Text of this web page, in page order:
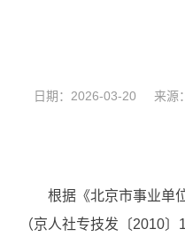
日期：2026-03-20 来源
根据《北京市事业单
（京人社专技发〔2010